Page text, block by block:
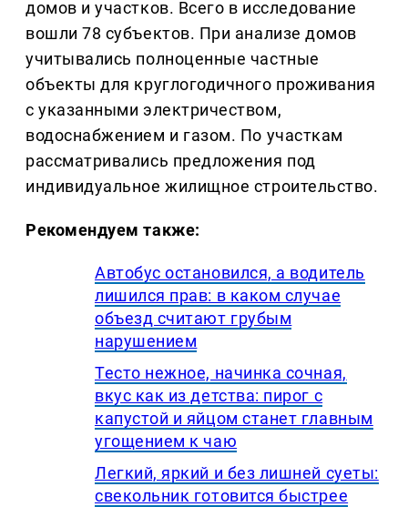
домов и участков. Всего в исследование
вошли 78 субъектов. При анализе домов
учитывались полноценные частные
объекты для круглогодичного проживания
с указанными электричеством,
водоснабжением и газом. По участкам
рассматривались предложения под
индивидуальное жилищное строительство.
Рекомендуем также:
Автобус остановился, а водитель
лишился прав: в каком случае
объезд считают грубым
нарушением
Тесто нежное, начинка сочная,
вкус как из детства: пирог с
капустой и яйцом станет главным
угощением к чаю
Легкий, яркий и без лишней суеты:
свекольник готовится быстрее